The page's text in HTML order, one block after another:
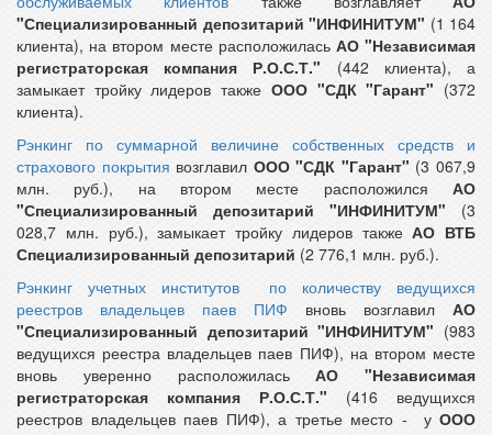
"Специализированный депозитарий "ИНФИНИТУМ" (1 164
клиента), на втором месте расположилась АО "Независимая
регистраторская компания Р.О.С.Т." (442 клиента), а
замыкает тройку лидеров также ООО "СДК "Гарант" (372
клиента).
Рэнкинг по суммарной величине собственных средств и
страхового покрытия возглавил ООО "СДК "Гарант" (3 067,9
млн. руб.), на втором месте расположился АО
"Специализированный депозитарий "ИНФИНИТУМ" (3
028,7 млн. руб.), замыкает тройку лидеров такжеАО ВТБ
Специализированный депозитарий (2 776,1 млн. руб.).
Рэнкинг учетных институтов по количеству ведущихся
реестров владельцев паев ПИФ вновь возглавил АО
"Специализированный депозитарий "ИНФИНИТУМ" (983
ведущихся реестра владельцев паев ПИФ), на втором месте
вновь уверенно расположиласьАО "Независимая
регистраторская компания Р.О.С.Т." (416 ведущихся
реестров владельцев паев ПИФ), а третье место - у ООО